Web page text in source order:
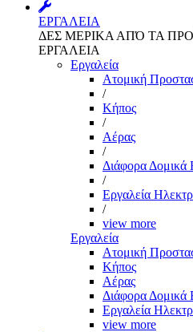
ΕΡΓΑΛΕΙΑ
ΔΕΣ ΜΕΡΙΚΑ ΑΠΌ ΤΑ
ΕΡΓΑΛΕΙΑ
Εργαλεία
Aτομική
/
Kήπος
/
Αέρας
/
Διάφορα
/
Εργαλεία
/
view more
Εργαλεία
Aτομική
Kήπος
Αέρας
Διάφορα
Εργαλεία
view more